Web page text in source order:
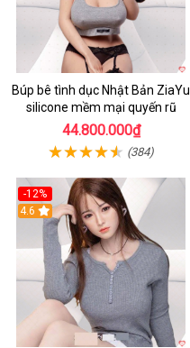
Búp bê tình dục Nhật Bản ZiaYu
silicone mềm mại quyến rũ
44.800.000₫
(384)
-12%
4.6